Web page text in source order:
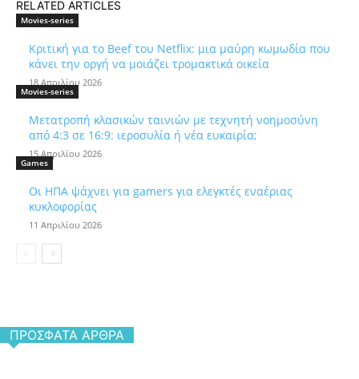
RELATED ARTICLES
Movies-series
Κριτική για το Beef του Netflix: μια μαύρη κωμωδία που
κάνει την οργή να μοιάζει τρομακτικά οικεία
18 Απριλίου 2026
Movies-series
Μετατροπή κλασικών ταινιών με τεχνητή νοημοσύνη
από 4:3 σε 16:9: ιεροσυλία ή νέα ευκαιρία;
15 Απριλίου 2026
Games
Οι ΗΠΑ ψάχνει για gamers για ελεγκτές εναέριας
κυκλοφορίας
11 Απριλίου 2026
ΠΡΌΣΦΑΤΑ ΆΡΘΡΑ